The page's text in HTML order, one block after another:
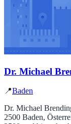
Dr. Michael
📍Baden
Dr. Michael
2500 Baden,